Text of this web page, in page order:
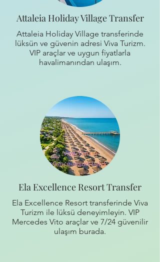
Attaleia Holiday Village Transfer
Attaleia Holiday Village transferinde
lüksün ve güvenin adresi Viva Turizm.
VIP araçlar ve uygun fiyatlarla
havalimanından ulaşım.
Ela Excellence Resort Transfer
Ela Excellence Resort transferinde Viva
Turizm ile lüksü deneyimleyin. VIP
Mercedes Vito araçlar ve 7/24 güvenilir
ulaşım burada.